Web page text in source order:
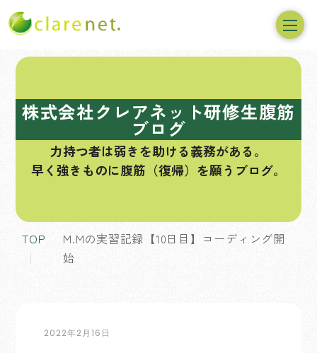
株式会社クレアネット研修生腹筋
ブログ
力持つ者は弱きを助ける義務がある。
早く強きものに腹筋（復帰）を願うブログ。
TOP
M.Mの実習記録【10日目】コーディング開
始
2022年2月16日